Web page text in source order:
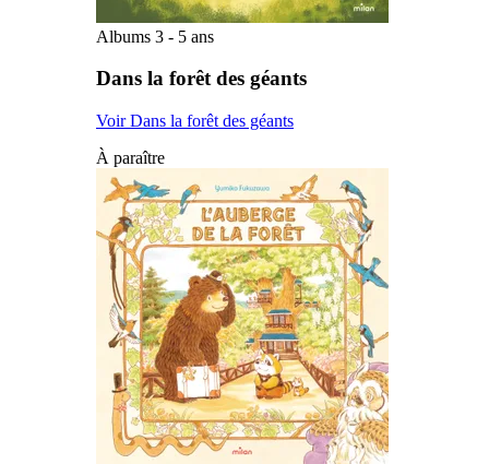
Albums 3 - 5 ans
Dans la forêt des géants
Voir Dans la forêt des géants
À paraître